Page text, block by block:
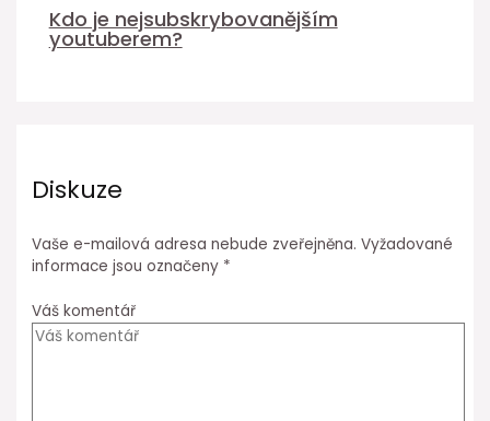
Kdo je nejsubskrybovanějším
youtuberem?
Diskuze
Vaše e-mailová adresa nebude zveřejněna. Vyžadované
informace jsou označeny *
Váš komentář